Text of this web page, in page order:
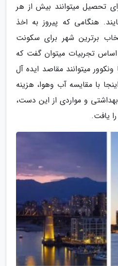
تحصیل می­توانند بیش از هر
هنگامی که پیروز به اخذ
برترین شهر برای سکونت
اساس تجربیات می­توان گفت که
می­توانند مقاصد ایده آل
با مقایسه آب­ و­هوا، هزینه
و مواردی از این دست،
یافت.